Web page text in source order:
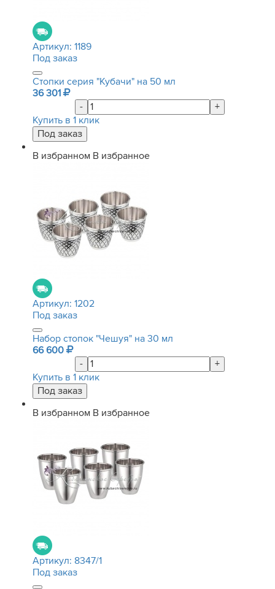
Артикул: 1189
Под заказ
Стопки серия "Кубачи" на 50 мл
36 301
-
+
Купить в 1 клик
В избранном В избранное
Артикул: 1202
Под заказ
Набор стопок "Чешуя" на 30 мл
66 600
-
+
Купить в 1 клик
В избранном В избранное
Артикул: 8347/1
Под заказ